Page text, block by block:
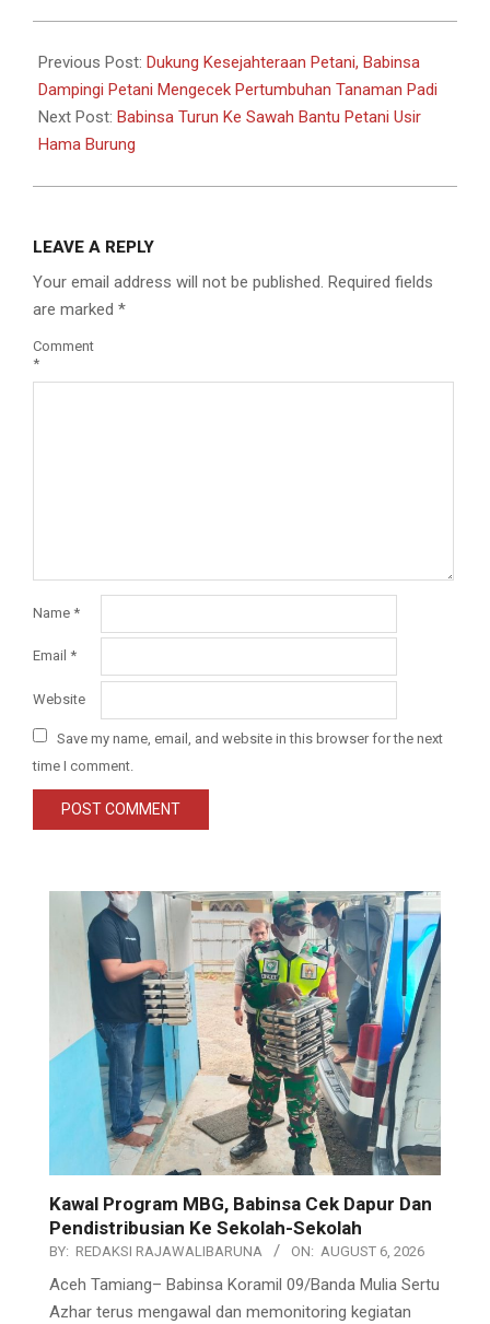
06-
04
Previous Post: Dukung Kesejahteraan Petani, Babinsa
Dampingi Petani Mengecek Pertumbuhan Tanaman Padi
Next Post: Babinsa Turun Ke Sawah Bantu Petani Usir
Hama Burung
LEAVE A REPLY
Your email address will not be published. Required fields
are marked *
Comment
*
Name *
Email *
Website
Save my name, email, and website in this browser for the next
time I comment.
Kawal Program MBG, Babinsa Cek Dapur Dan
Pendistribusian Ke Sekolah-Sekolah
BY: REDAKSI RAJAWALIBARUNA ON: AUGUST 6, 2026
Aceh Tamiang– Babinsa Koramil 09/Banda Mulia Sertu
Azhar terus mengawal dan memonitoring kegiatan